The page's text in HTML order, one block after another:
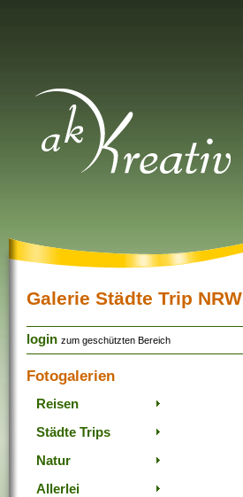
Galerie Städte Trip NRW
login zum geschützten Bereich
Fotogalerien
Reisen
Städte Trips
Natur
Allerlei